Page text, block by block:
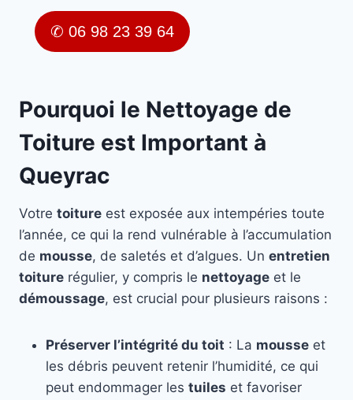
✆ 06 98 23 39 64
Pourquoi le Nettoyage de
Toiture est Important à
Queyrac
Votre toiture est exposée aux intempéries toute
l’année, ce qui la rend vulnérable à l’accumulation
de mousse, de saletés et d’algues. Un entretien
toiture régulier, y compris le nettoyage et le
démoussage, est crucial pour plusieurs raisons :
Préserver l’intégrité du toit : La mousse et
les débris peuvent retenir l’humidité, ce qui
peut endommager les tuiles et favoriser